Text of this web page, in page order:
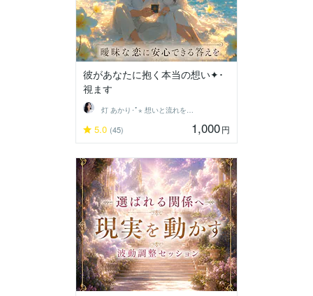
彼があなたに抱く本当の想い✦･
視ます
灯 あかり･ﾟ⋆ 想いと流れを結ぶ鑑定士
5.0 (45) 1,000円